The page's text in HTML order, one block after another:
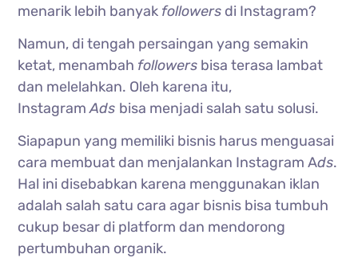
menarik lebih banyak followers di Instagram?
Namun, di tengah persaingan yang semakin
ketat, menambah followers bisa terasa lambat
dan melelahkan. Oleh karena itu,
InstagramAds bisa menjadi salah satu solusi.
Siapapun yang memiliki bisnis harus menguasai
cara membuat dan menjalankan Instagram Ads.
Hal ini disebabkan karena menggunakan iklan
adalah salah satu cara agar bisnis bisa tumbuh
cukup besar di platform dan mendorong
pertumbuhan organik.